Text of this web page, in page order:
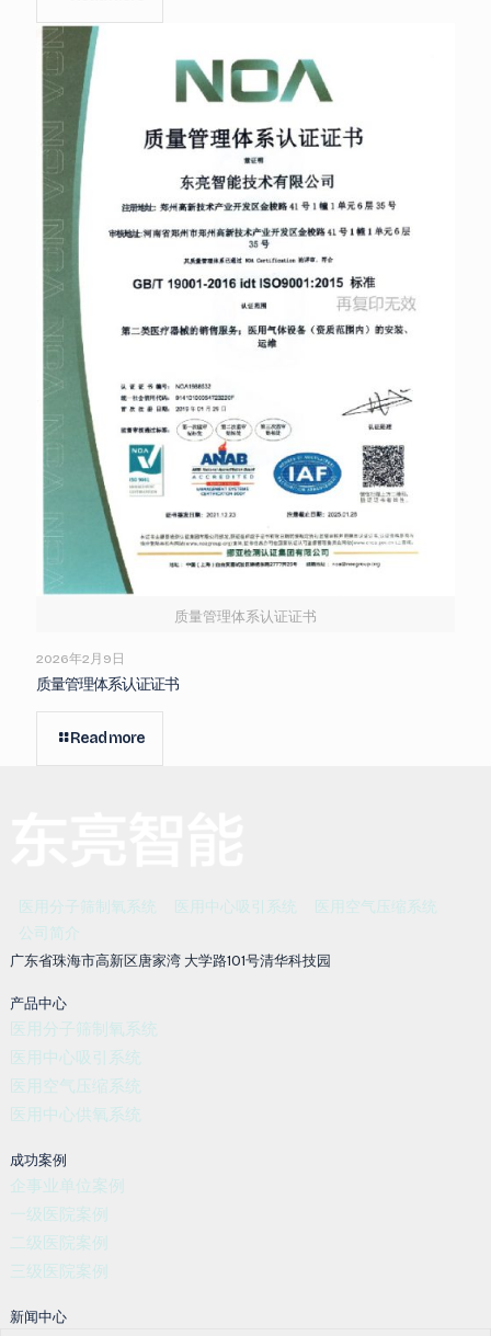
质量管理体系认证证书
2026年2月9日
质量管理体系认证证书
Read more
医用分子筛制氧系统 医用中心吸引系统
医用空气压缩系统
公司简介
广东省珠海市高新区唐家湾 大学路101号清华科技园
产品中心
医用分子筛制氧系统
医用中心吸引系统
医用空气压缩系统
医用中心供氧系统
成功案例
企事业单位案例
一级医院案例
二级医院案例
三级医院案例
新闻中心